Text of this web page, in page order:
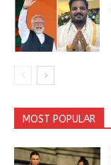
MOST POPULAR